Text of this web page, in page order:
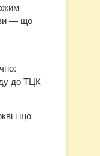
— що
до ТЦК
і що